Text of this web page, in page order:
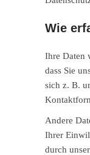
Wie
Ihre Daten
dass Sie
sich z. B.
Andere
Ihrer
durch